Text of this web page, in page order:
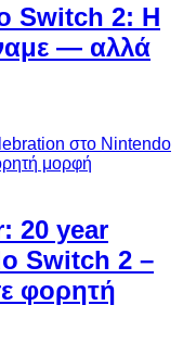
Switch 2: Η
— αλλά
20 year
Switch 2 –
φορητή